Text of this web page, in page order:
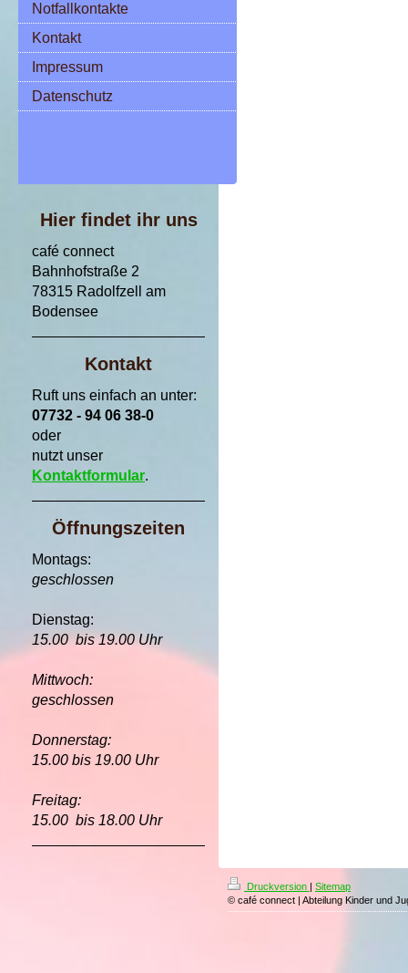
Notfallkontakte
Kontakt
Impressum
Datenschutz
Hier findet ihr uns
café connect
Bahnhofstraße 2
78315 Radolfzell am
Bodensee
Kontakt
Ruft uns einfach an unter:
07732 - 94 06 38-0
oder
nutzt unser
Kontaktformular.
Öffnungszeiten
Montags:
geschlossen
Dienstag:
15.00 bis 19.00 Uhr
Mittwoch:
geschlossen
Donnerstag:
15.00 bis 19.00 Uhr
Freitag:
15.00 bis 18.00 Uhr
Druckversion | Sitemap
© café connect | Abteilung Kinder und